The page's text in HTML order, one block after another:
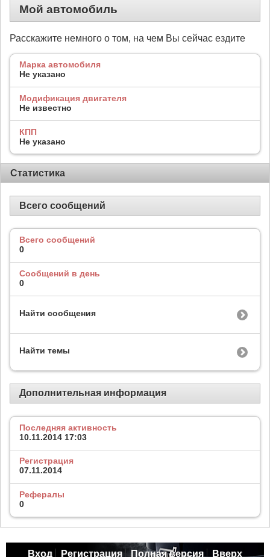
Мой автомобиль
Расскажите немного о том, на чем Вы сейчас ездите
Марка автомобиля
Не указано
Модификация двигателя
Не известно
КПП
Не указано
Статистика
Всего сообщений
Всего сообщений
0
Сообщений в день
0
Найти сообщения
Найти темы
Дополнительная информация
Последняя активность
10.11.2014 17:03
Регистрация
07.11.2014
Рефералы
0
Вход Регистрация Полная версия Вверх